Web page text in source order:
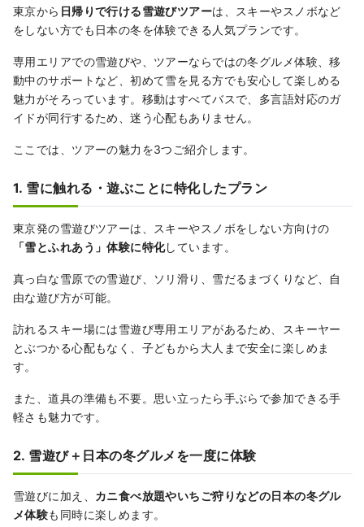
東京から 日帰りで行ける雪遊びツアーは、スキーやスノボなど
をしない方でも日本の冬を体験できる人気プランです。
専用エリアでの雪遊びや、ツアーならではの冬グルメ体験、移
動中のサポートなど、初めて雪を見る方でも安心して楽しめる
魅力がそろっています。移動はすべてバスで、多言語対応のガ
イドが同行するため、迷う心配もありません。
ここでは、ツアーの魅力を3つご紹介します。
1. 雪に触れる・遊ぶことに特化したプラン
東京発の雪遊びツアーは、スキーやスノボをしない方向けの
「雪とふれあう」体験に特化しています。
真っ白な雪原での雪遊び、ソリ滑り、雪だるまづくりなど、自
由な遊び方が可能。
訪れるスキー場には雪遊び専用エリアがあるため、スキーヤー
とぶつかる心配もなく、子どもから大人まで安全に楽しめま
す。
また、道具の準備も不要。思い立ったら手ぶらで参加できる手
軽さも魅力です。
2. 雪遊び＋日本の冬グルメを一度に体験
雪遊びに加え、 カニ食べ放題やいちご狩りなどの日本の冬グル
メ体験も同時に楽しめます。